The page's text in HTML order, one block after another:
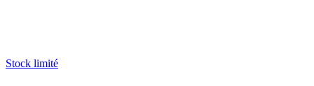
Stock limité